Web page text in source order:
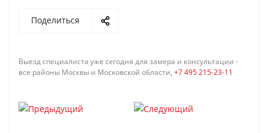
Поделиться
Выезд специалиста уже сегодня для замера и консультации -
все районы Москвы и Московской области, +7 495 215-23-11